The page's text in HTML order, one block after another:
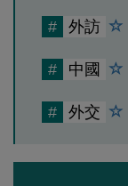
# 外訪
# 中國
# 外交